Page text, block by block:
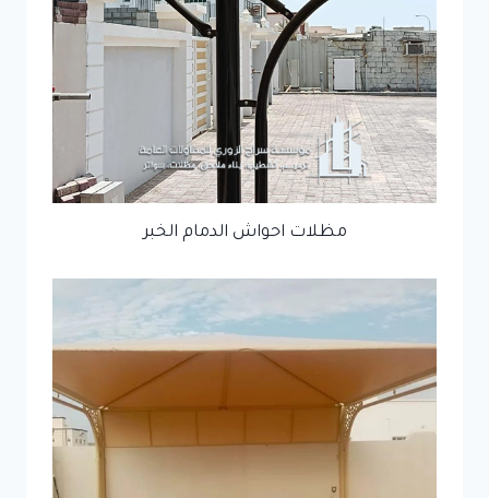
مظلات احواش الدمام الخبر